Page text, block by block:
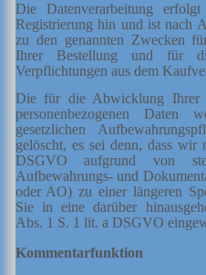
Die Datenverarbeitung
Registrierung hin und ist
zu den genannten Zwecken
Ihrer Bestellung und für
Verpflichtungen aus dem
Die für die Abwicklung Ihrer
personenbezogenen
gesetzlichen
gelöscht, es sei denn, dass
DSGVO aufgrund von
Aufbewahrungs- und
oder AO) zu einer längeren
Sie in eine darüber
Abs. 1 S. 1 lit. a DSGVO
Kommentarfunktion